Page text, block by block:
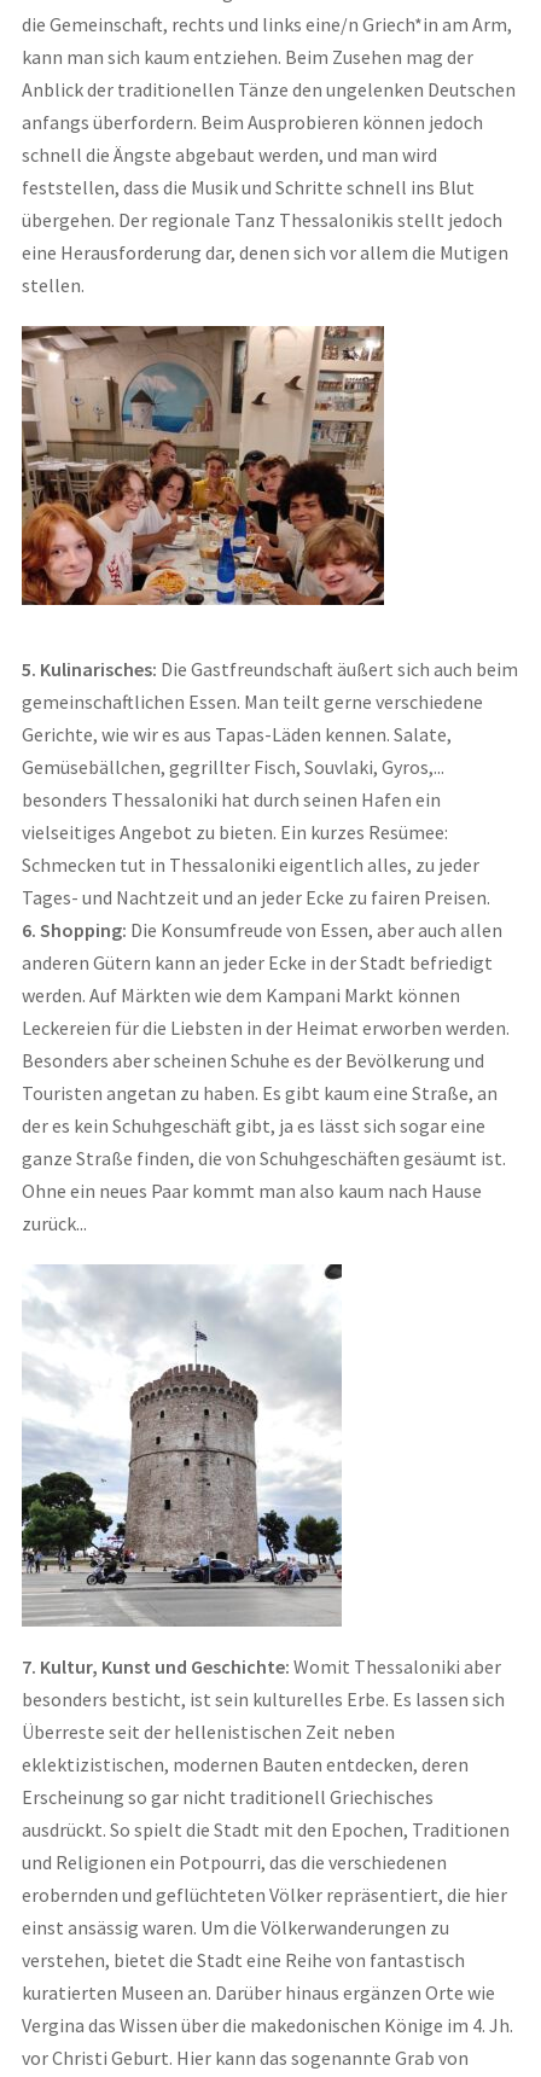
die Gemeinschaft, rechts und links eine/n Griech*in am Arm,
kann man sich kaum entziehen. Beim Zusehen mag der
Anblick der traditionellen Tänze den ungelenken Deutschen
anfangs überfordern. Beim Ausprobieren können jedoch
schnell die Ängste abgebaut werden, und man wird
feststellen, dass die Musik und Schritte schnell ins Blut
übergehen. Der regionale Tanz Thessalonikis stellt jedoch
eine Herausforderung dar, denen sich vor allem die Mutigen
stellen.
5. Kulinarisches: Die Gastfreundschaft äußert sich auch beim
gemeinschaftlichen Essen. Man teilt gerne verschiedene
Gerichte, wie wir es aus Tapas-Läden kennen. Salate,
Gemüsebällchen, gegrillter Fisch, Souvlaki, Gyros,...
besonders Thessaloniki hat durch seinen Hafen ein
vielseitiges Angebot zu bieten. Ein kurzes Resümee:
Schmecken tut in Thessaloniki eigentlich alles, zu jeder
Tages- und Nachtzeit und an jeder Ecke zu fairen Preisen.
6. Shopping: Die Konsumfreude von Essen, aber auch allen
anderen Gütern kann an jeder Ecke in der Stadt befriedigt
werden. Auf Märkten wie dem Kampani Markt können
Leckereien für die Liebsten in der Heimat erworben werden.
Besonders aber scheinen Schuhe es der Bevölkerung und
Touristen angetan zu haben. Es gibt kaum eine Straße, an
der es kein Schuhgeschäft gibt, ja es lässt sich sogar eine
ganze Straße finden, die von Schuhgeschäften gesäumt ist.
Ohne ein neues Paar kommt man also kaum nach Hause
zurück...
7. Kultur, Kunst und Geschichte: Womit Thessaloniki aber
besonders besticht, ist sein kulturelles Erbe. Es lassen sich
Überreste seit der hellenistischen Zeit neben
eklektizistischen, modernen Bauten entdecken, deren
Erscheinung so gar nicht traditionell Griechisches
ausdrückt. So spielt die Stadt mit den Epochen, Traditionen
und Religionen ein Potpourri, das die verschiedenen
erobernden und geflüchteten Völker repräsentiert, die hier
einst ansässig waren. Um die Völkerwanderungen zu
verstehen, bietet die Stadt eine Reihe von fantastisch
kuratierten Museen an. Darüber hinaus ergänzen Orte wie
Vergina das Wissen über die makedonischen Könige im 4. Jh.
vor Christi Geburt. Hier kann das sogenannte Grab von